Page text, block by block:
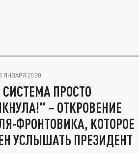
ЯНВАРЯ 20:30
ПРОСТО
– ОТКРОВЕНИЕ
ФРОНТОВИКА, КОТОРОЕ
УСЛЫШАТЬ ПРЕЗИДЕНТ